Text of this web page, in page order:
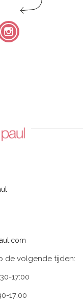
de volgende tijden:
17:00
17:00